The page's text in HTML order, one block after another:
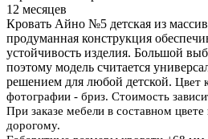
12 месяцев
Кровать Айно №5 детская из
продуманная конструкция
устойчивость изделия. Большой
поэтому модель считается
решением для любой детской. Цвет
фотографии - бриз. Стоимость
При заказе мебели в составном цвете
дорогому.